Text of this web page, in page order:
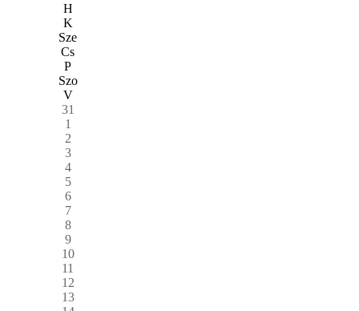
H
K
Sze
Cs
P
Szo
V
31
1
2
3
4
5
6
7
8
9
10
11
12
13